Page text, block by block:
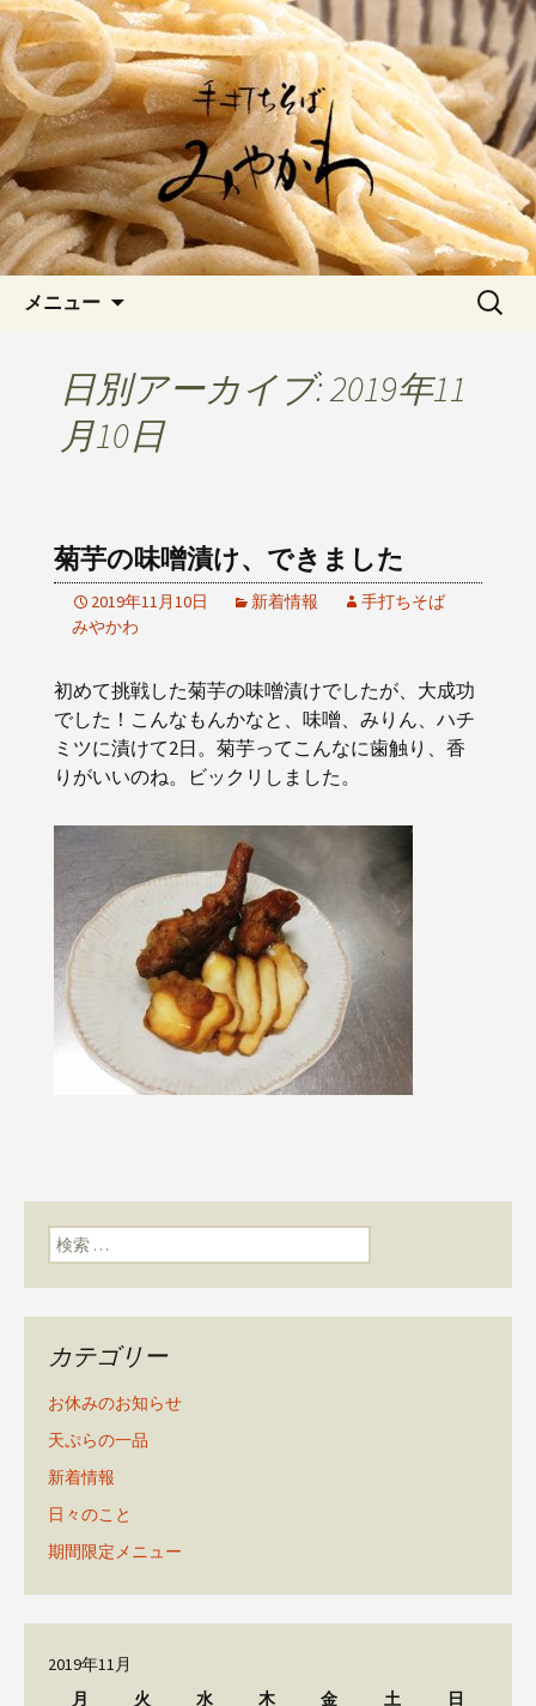
岡崎の「手打ちそば みやか
わ」のブログです
愛知県岡崎市でひっそりと佇む「手打
ちそばみやかわ」では自家製粉にこだ
わった一日十食限定の十割そばをお楽
しみいただけます。新しいそばや季節
の食材を使用した天婦羅メニューなど
新着情報はこちら
メニュー
検
日別アーカイブ: 2019年11
月10日
菊芋の味噌漬け、できました
2019年11月10日 新着情報
手打ちそば
みやかわ
初めて挑戦した菊芋の味噌漬けでしたが、大成功
でした！こんなもんかなと、味噌、みりん、ハチ
ミツに漬けて2日。菊芋ってこんなに歯触り、香
りがいいのね。ビックリしました。
検索:
カテゴリー
お休みのお知らせ
天ぷらの一品
新着情報
日々のこと
期間限定メニュー
2019年11月
月
火 水 木 金 土 日